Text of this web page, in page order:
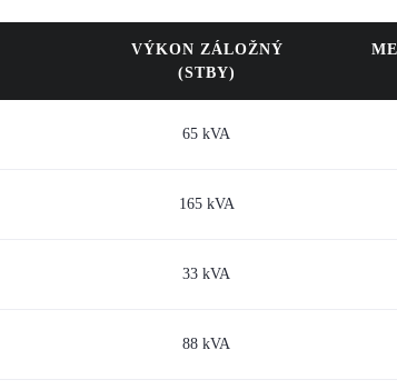
VÝKON ZÁLOŽNÝ
(STBY)
65 kVA
165 kVA
33 kVA
88 kVA